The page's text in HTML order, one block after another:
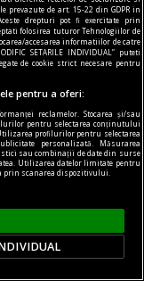
construită
obsesii strict
prevazute de art. 15-22 din GDPR in
drepturi pot fi exercitate prin
folosirea tuturor Tehnologiilor de
accesarea informatiilor de catre
SETARILE INDIVIDUAL” puteti
de cookie strict necesare pentru
pentru a oferi:
reclamelor. Stocarea și/sau
pentru selectarea conținutului
profilurilor pentru selectarea
personalizată. Măsurarea
sau combinații de date din surse
Utilizarea datelor limitate pentru
prin scanarea dispozitivului.